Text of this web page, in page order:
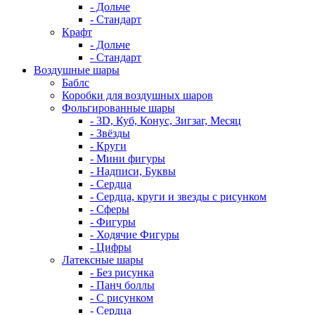
- Дольче
- Стандарт
Крафт
- Дольче
- Стандарт
Воздушные шары
Баблс
Коробки для воздушных шаров
Фольгированные шары
- 3D, Куб, Конус, Зигзаг, Месяц
- Звёзды
- Круги
- Мини фигуры
- Надписи, Буквы
- Сердца
- Сердца, круги и звезды с рисунком
- Сферы
- Фигуры
- Ходячие Фигуры
- Цифры
Латексные шары
- Без рисунка
- Панч боллы
- С рисунком
- Сердца